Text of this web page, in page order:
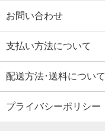
お問い合わせ
支払い方法について
配送方法･送料について
プライバシーポリシー